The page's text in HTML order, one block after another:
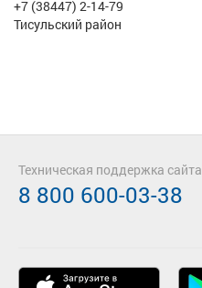
+7 (38447) 2-14-79
Тисульский район
Техническая поддержка сайта
8 800 600-03-38